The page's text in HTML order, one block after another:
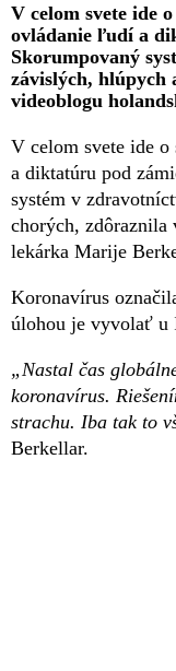
V celom svete ide
ovládanie ľudí a
Skorumpovaný
závislých, hlúpych
videoblogu
V celom svete ide
a diktatúru pod
systém v
chorých, zdôraznila
lekárka Marije
Koronavírus
úlohou je vyvolať u
„Nastal čas
koronavírus.
strachu. Iba tak to
Berkellar.